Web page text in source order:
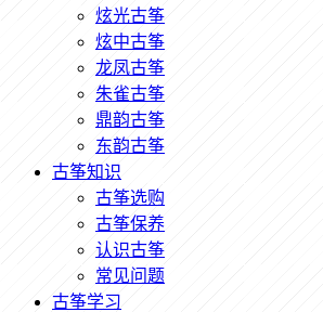
炫光古筝
炫中古筝
龙凤古筝
朱雀古筝
鼎韵古筝
东韵古筝
古筝知识
古筝选购
古筝保养
认识古筝
常见问题
古筝学习